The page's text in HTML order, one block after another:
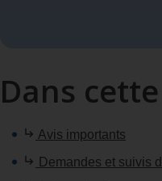
Dans
Avis importants
Demandes et suivis